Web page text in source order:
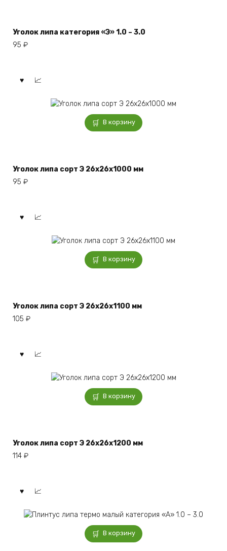
Уголок липа категория «Э» 1.0 – 3.0
95 ₽
В корзину
Уголок липа сорт Э 26x26x1000 мм
95 ₽
В корзину
Уголок липа сорт Э 26x26x1100 мм
105 ₽
В корзину
Уголок липа сорт Э 26x26x1200 мм
114 ₽
В корзину